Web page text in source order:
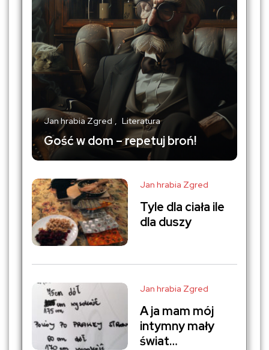
Jan hrabia Zgred Literatura
Gość w dom – repetuj broń!
Jan hrabia Zgred
Tyle dla ciała ile
dla duszy
Jan hrabia Zgred
A ja mam mój
intymny mały
świat…